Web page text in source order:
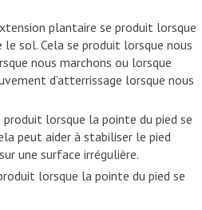
plantaire se produit lorsque
sol. Cela se produit lorsque nous
nous marchons ou lorsque
d’atterrissage lorsque nous
produit lorsque la pointe du pied se
peut aider à stabiliser le pied
une surface irrégulière.
lorsque la pointe du pied se